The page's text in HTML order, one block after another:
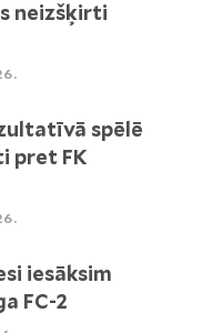
neizšķirti
spēlē
pret FK
iesāksim
FC-2